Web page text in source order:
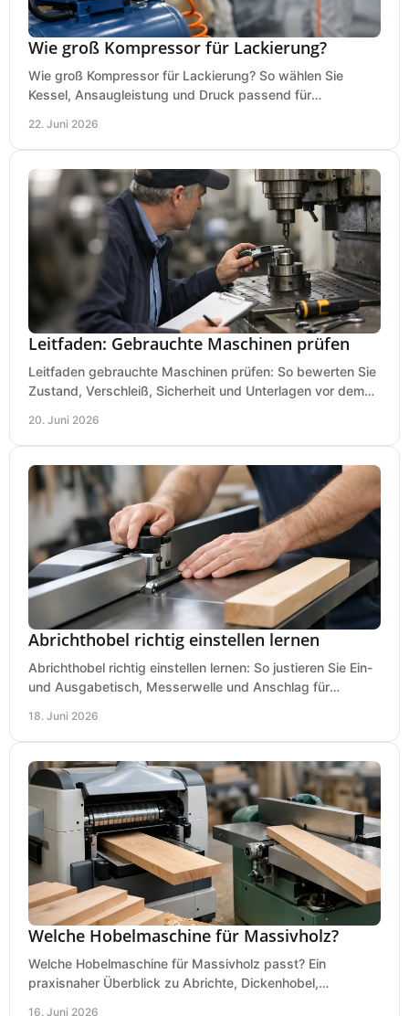
Wie groß Kompressor für Lackierung?
Wie groß Kompressor für Lackierung? So wählen Sie
Kessel, Ansaugleistung und Druck passend für
22. Juni 2026
Leitfaden: Gebrauchte Maschinen prüfen
Leitfaden gebrauchte Maschinen prüfen: So bewerten Sie
Zustand, Verschleiß, Sicherheit und Unterlagen vor dem
20. Juni 2026
Abrichthobel richtig einstellen lernen
Abrichthobel richtig einstellen lernen: So justieren Sie Ein-
und Ausgabetisch, Messerwelle und Anschlag für
18. Juni 2026
Welche Hobelmaschine für Massivholz?
Welche Hobelmaschine für Massivholz passt? Ein
praxisnaher Überblick zu Abrichte, Dickenhobel,
16. Juni 2026